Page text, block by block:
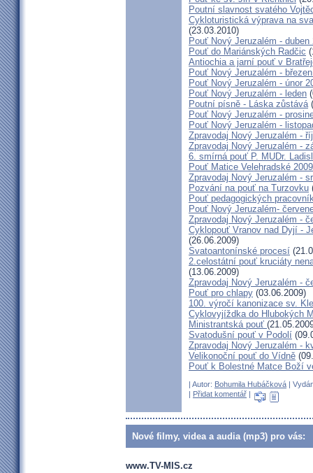
Poutní slavnost svatého
Cykloturistická výprava na
(23.03.2010)
Pouť Nový Jeruzalém - duben
Pouť do Mariánských Radčic
Antiochia a jarní pouť v
Pouť Nový Jeruzalém -
Pouť Nový Jeruzalém - únor
Pouť Nový Jeruzalém - leden
Poutní písně - Láska zůstává
Pouť Nový Jeruzalém -
Pouť Nový Jeruzalém -
Zpravodaj Nový Jeruzalém -
Zpravodaj Nový Jeruzalém -
6. smírná pouť P. MUDr.
Pouť Matice Velehradské 2009
Zpravodaj Nový Jeruzalém -
Pozvání na pouť na Turzovku
Pouť pedagogických
Pouť Nový Jeruzalém-
Zpravodaj Nový Jeruzalém -
Cyklopouť Vranov nad Dyjí -
(26.06.2009)
Svatoantonínské procesí
2.celostátní pouť kruciáty
(13.06.2009)
Zpravodaj Nový Jeruzalém -
Pouť pro chlapy (03.06.2009)
100. výročí kanonizace sv.
Cyklovyjíždka do Hlubokých
Ministrantská pouť
Svatodušní pouť v Podolí
Zpravodaj Nový Jeruzalém -
Velikonoční pouť do Vídně
Pouť k Bolestné Matce Boží
| Autor: Bohumila Hubáčková |
Přidat komentář
Nové filmy, videa a audia (mp3) pro vás:
www.TV-MIS.cz